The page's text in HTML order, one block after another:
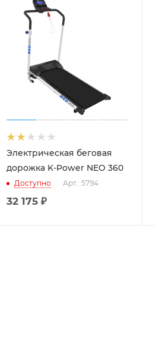
Электрическая беговая
дорожка K-Power NEO 360
Доступно Арт.: 5794
32 175 ₽